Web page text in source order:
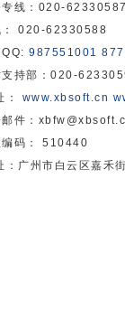
专线：020-
： 020-62330588
987551001
支持部：020-
： www.xbsoft.cn
邮件：
编码： 510440
：广州市白云区嘉禾